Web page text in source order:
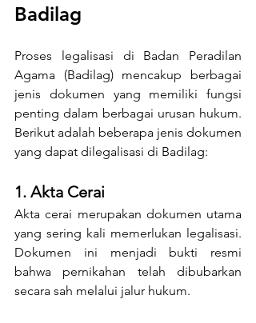
Badilag
Proses legalisasi di Badan Peradilan
Agama (Badilag) mencakup berbagai
jenis dokumen yang memiliki fungsi
penting dalam berbagai urusan hukum.
Berikut adalah beberapa jenis dokumen
yang dapat dilegalisasi di Badilag:
1. Akta Cerai
Akta cerai merupakan dokumen utama
yang sering kali memerlukan legalisasi.
Dokumen ini menjadi bukti resmi
bahwa pernikahan telah dibubarkan
secara sah melalui jalur hukum.